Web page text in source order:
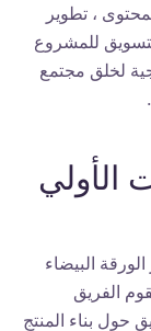
، تطوير
للمشروع
لخلق مجتمع
الأولي
البيضاء
الفريق
حول بناء المنتج